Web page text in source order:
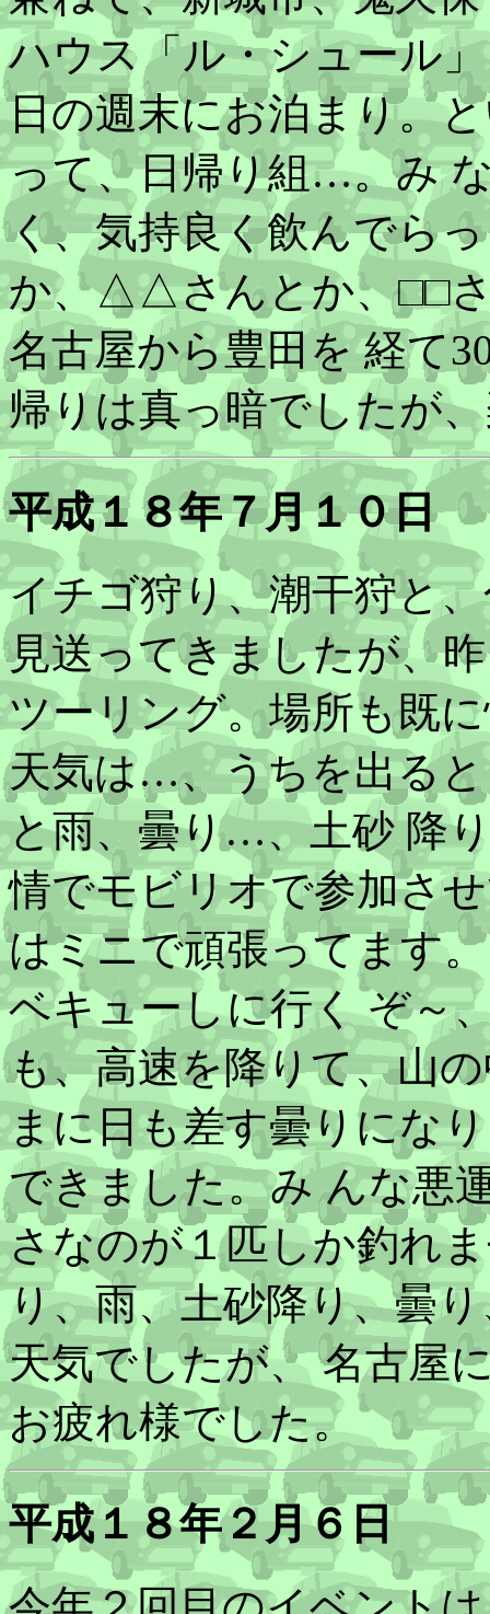
ハウス「ル・シュール
日の週末にお泊まり。
って、日帰り組…。み
く、気持良く飲んでら
か、△△さんとか、□□
名古屋から豊田を 経て
帰りは真っ暗でしたが
平成１８年７月１０日
イチゴ狩り、潮干狩と
見送ってきましたが、
ツーリング。場所も既
天気は…、うちを出る
と雨、曇り…、土砂 降
情でモビリオで参加さ
はミニで頑張ってます
ベキューしに行く ぞ～
も、高速を降りて、山
まに日も差す曇りにな
できました。み んな悪
さなのが１匹しか釣れ
り、雨、土砂降り、曇
天気でしたが、 名古屋
お疲れ様でした。
平成１８年２月６日